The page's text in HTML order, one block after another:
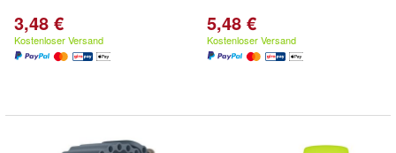
3,48 €
Kostenloser Versand
5,48 €
Kostenloser Versand